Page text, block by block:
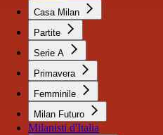
Casa Milan
Partite
Serie A
Primavera
Femminile
Milan Futuro
Milanisti d'Italia